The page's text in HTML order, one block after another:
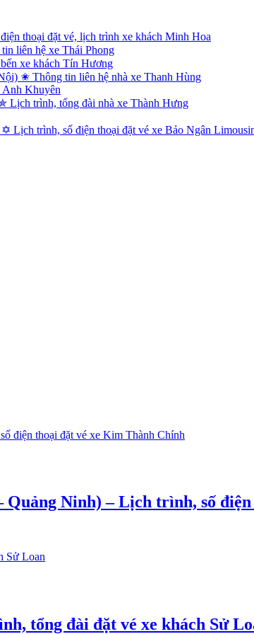
thoại đặt vé, lịch trình xe khách Minh Hoa
liên hệ xe Thái Phong
xe khách Tín Hương
✬ Thông tin liên hệ nhà xe Thanh Hùng
Anh Khuyên
Lịch trình, tổng đài nhà xe Thành Hưng
Lịch trình, số điện thoại đặt vé xe Bảo Ngân
Ninh) – Lịch trình, số
tổng đài đặt vé xe khách Sử